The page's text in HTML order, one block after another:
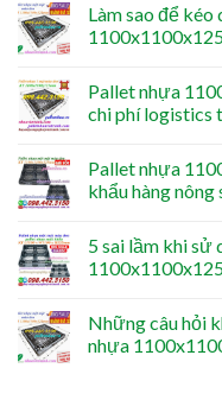
Làm sao để
Pallet nhựa
chi phí logistics
Pallet nhựa
khẩu hàng nông
5 sai lầm khi sử
Những câu hỏi
nhựa